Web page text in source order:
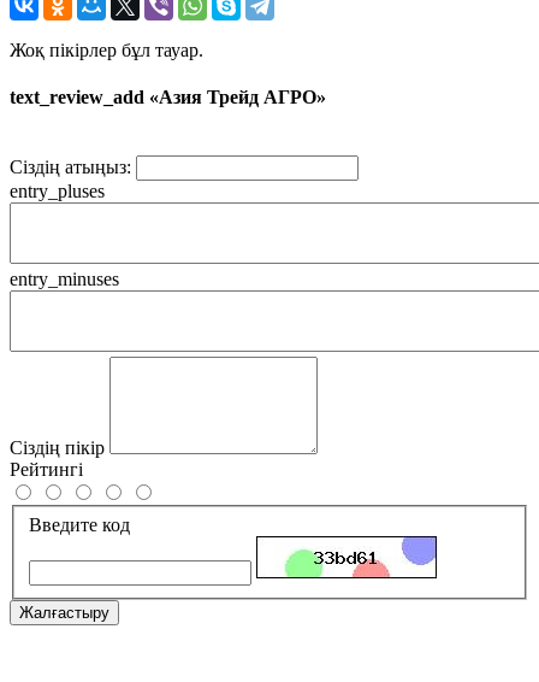
Жоқ пікірлер бұл тауар.
text_review_add «Азия Трейд АГРО»
Сіздің атыңыз:
entry_pluses
entry_minuses
Сіздің пікір
Рейтингі
Введите код
Жалғастыру